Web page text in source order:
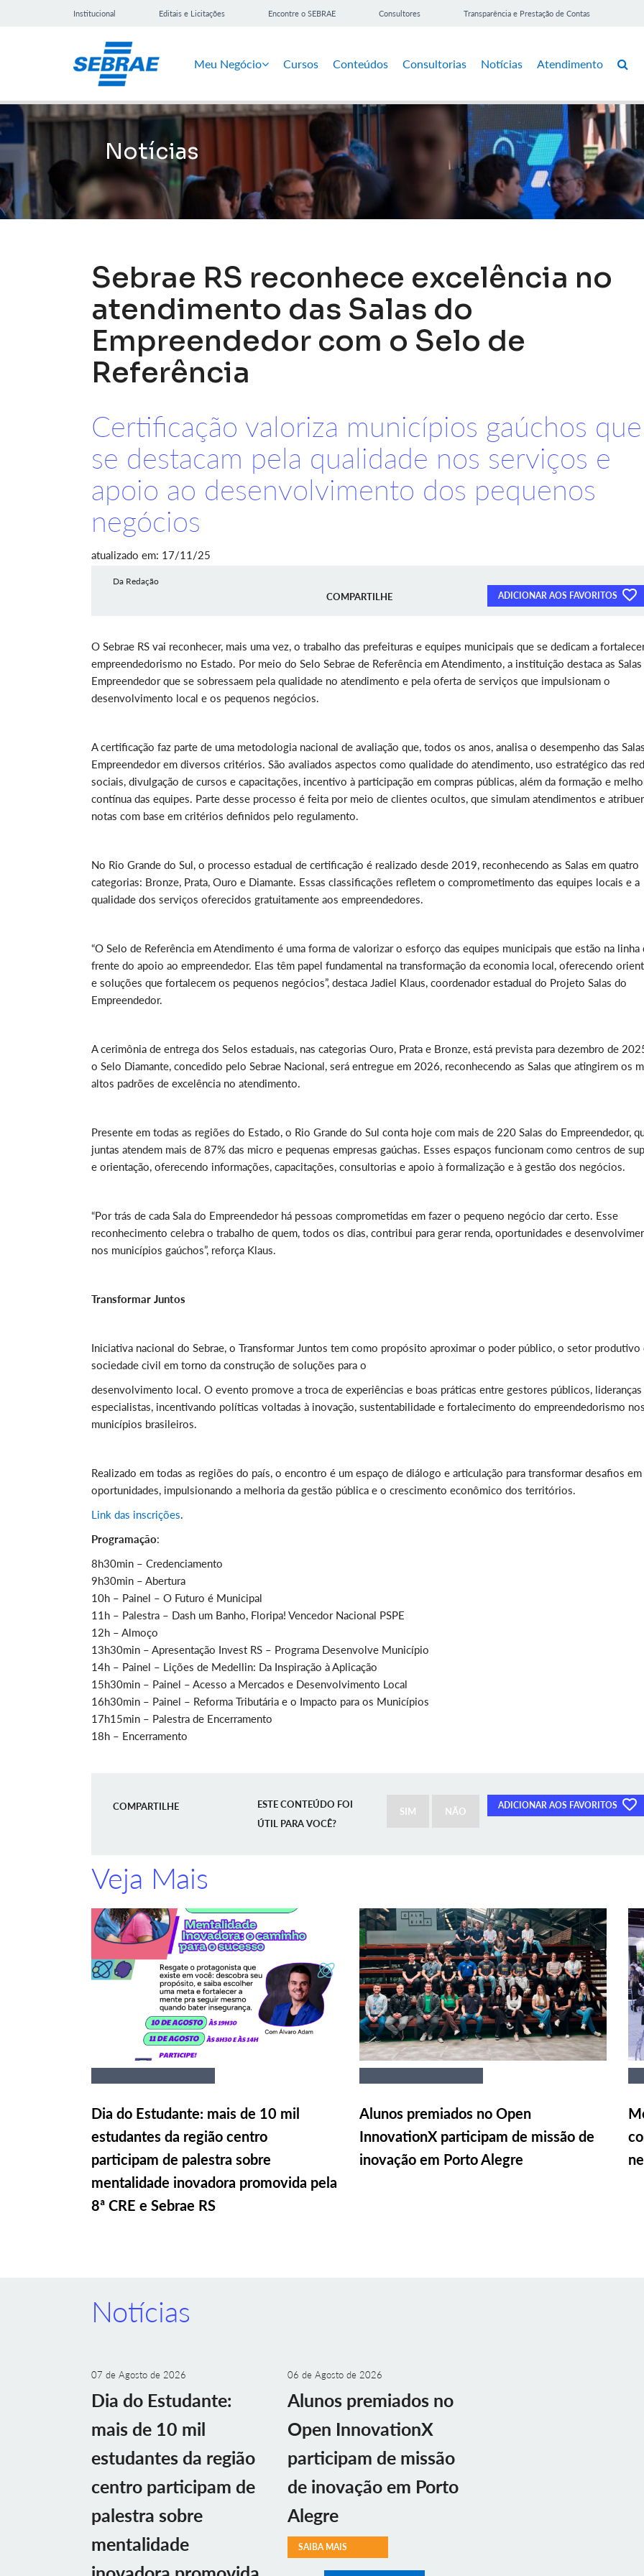
Institucional Editais e Licitações Encontre o SEBRAE Consultores Transparência e Prestação de Contas
Meu Negócio Cursos Conteúdos Consultorias Notícias Atendimento
Notícias
Sebrae RS reconhece excelência no
atendimento das Salas do
Empreendedor com o Selo de
Referência
Certificação valoriza municípios gaúchos que
se destacam pela qualidade nos serviços e
apoio ao desenvolvimento dos pequenos
negócios
atualizado em: 17/11/25
Da Redação
COMPARTILHE ADICIONAR AOS FAVORITOS
O Sebrae RS vai reconhecer, mais uma vez, o trabalho das prefeituras e equipes municipais que se dedicam a
empreendedorismo no Estado. Por meio do Selo Sebrae de Referência em Atendimento, a instituição destaca as Salas
Empreendedor que se sobressaem pela qualidade no atendimento e pela oferta de serviços que impulsionam o
desenvolvimento local e os pequenos negócios.
A certificação faz parte de uma metodologia nacional de avaliação que, todos os anos, analisa o desempenho das
Empreendedor em diversos critérios. São avaliados aspectos como qualidade do atendimento, uso estratégico das
sociais, divulgação de cursos e capacitações, incentivo à participação em compras públicas, além da formação e
contínua das equipes. Parte desse processo é feita por meio de clientes ocultos, que simulam atendimentos e
notas com base em critérios definidos pelo regulamento.
No Rio Grande do Sul, o processo estadual de certificação é realizado desde 2019, reconhecendo as Salas em quatro
categorias: Bronze, Prata, Ouro e Diamante. Essas classificações refletem o comprometimento das equipes locais e a
qualidade dos serviços oferecidos gratuitamente aos empreendedores.
“O Selo de Referência em Atendimento é uma forma de valorizar o esforço das equipes municipais que estão na linha
frente do apoio ao empreendedor. Elas têm papel fundamental na transformação da economia local, oferecendo
e soluções que fortalecem os pequenos negócios”, destaca Jadiel Klaus, coordenador estadual do Projeto Salas do
Empreendedor.
A cerimônia de entrega dos Selos estaduais, nas categorias Ouro, Prata e Bronze, está prevista para dezembro de
o Selo Diamante, concedido pelo Sebrae Nacional, será entregue em 2026, reconhecendo as Salas que atingirem os
altos padrões de excelência no atendimento.
Presente em todas as regiões do Estado, o Rio Grande do Sul conta hoje com mais de 220 Salas do Empreendedor,
juntas atendem mais de 87% das micro e pequenas empresas gaúchas. Esses espaços funcionam como centros de
e orientação, oferecendo informações, capacitações, consultorias e apoio à formalização e à gestão dos negócios.
“Por trás de cada Sala do Empreendedor há pessoas comprometidas em fazer o pequeno negócio dar certo. Esse
reconhecimento celebra o trabalho de quem, todos os dias, contribui para gerar renda, oportunidades e
nos municípios gaúchos”, reforça Klaus.
Transformar Juntos
Iniciativa nacional do Sebrae, o Transformar Juntos tem como propósito aproximar o poder público, o setor produtivo
sociedade civil em torno da construção de soluções para o
desenvolvimento local. O evento promove a troca de experiências e boas práticas entre gestores públicos, lideranças
especialistas, incentivando políticas voltadas à inovação, sustentabilidade e fortalecimento do empreendedorismo nos
municípios brasileiros.
Realizado em todas as regiões do país, o encontro é um espaço de diálogo e articulação para transformar desafios em
oportunidades, impulsionando a melhoria da gestão pública e o crescimento econômico dos territórios.
Link das inscrições.
Programação:
8h30min – Credenciamento
9h30min – Abertura
10h – Painel – O Futuro é Municipal
11h – Palestra – Dash um Banho, Floripa! Vencedor Nacional PSPE
12h – Almoço
13h30min – Apresentação Invest RS – Programa Desenvolve Município
14h – Painel – Lições de Medellin: Da Inspiração à Aplicação
15h30min – Painel – Acesso a Mercados e Desenvolvimento Local
16h30min – Painel – Reforma Tributária e o Impacto para os Municípios
17h15min – Palestra de Encerramento
18h – Encerramento
COMPARTILHE ADICIONAR AOS FAVORITOS
ESTE CONTEÚDO FOI
ÚTIL PARA VOCÊ?
SIM NÃO
Veja Mais
Dia do Estudante: mais de 10 mil
estudantes da região centro
participam de palestra sobre
mentalidade inovadora promovida pela
8ª CRE e Sebrae RS
Alunos premiados no Open
InnovationX participam de missão de
inovação em Porto Alegre
Notícias
07 de Agosto de 2026
Dia do Estudante:
mais de 10 mil
estudantes da região
centro participam de
palestra sobre
mentalidade
06 de Agosto de 2026
Alunos premiados no
Open InnovationX
participam de missão
de inovação em Porto
Alegre
SAIBA MAIS